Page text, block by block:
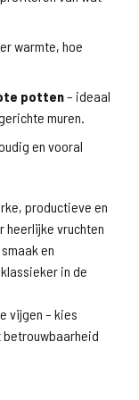
warmte, hoe
potten– ideaal
muren.
en vooral
productieve en
heerlijke vruchten
en
in de
vijgen – kies
betrouwbaarheid